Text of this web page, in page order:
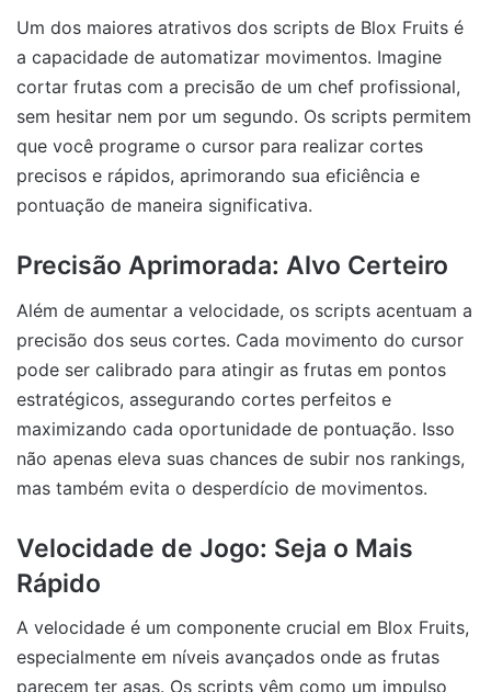
Um dos maiores atrativos dos scripts de Blox Fruits é
a capacidade de automatizar movimentos. Imagine
cortar frutas com a precisão de um chef profissional,
sem hesitar nem por um segundo. Os scripts permitem
que você programe o cursor para realizar cortes
precisos e rápidos, aprimorando sua eficiência e
pontuação de maneira significativa.
Precisão Aprimorada: Alvo Certeiro
Além de aumentar a velocidade, os scripts acentuam a
precisão dos seus cortes. Cada movimento do cursor
pode ser calibrado para atingir as frutas em pontos
estratégicos, assegurando cortes perfeitos e
maximizando cada oportunidade de pontuação. Isso
não apenas eleva suas chances de subir nos rankings,
mas também evita o desperdício de movimentos.
Velocidade de Jogo: Seja o Mais
Rápido
A velocidade é um componente crucial em Blox Fruits,
especialmente em níveis avançados onde as frutas
parecem ter asas. Os scripts vêm como um impulso